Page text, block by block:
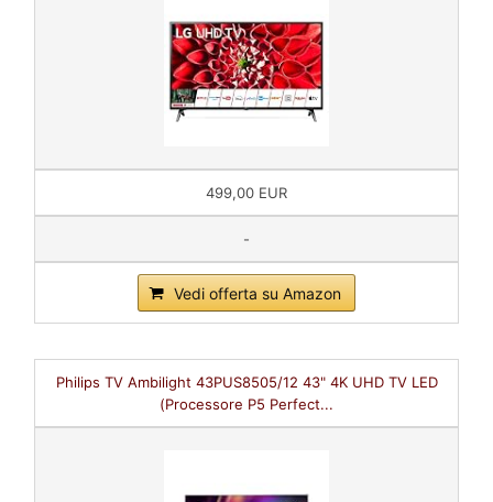
499,00 EUR
-
Vedi offerta su Amazon
Philips TV Ambilight 43PUS8505/12 43" 4K UHD TV LED
(Processore P5 Perfect...